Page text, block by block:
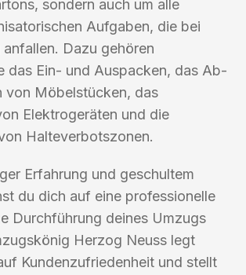
sondern auch um alle
Aufgaben, die bei
Dazu gehören
das Ein- und Auspacken, das Ab-
von Möbelstücken, das
Elektrogeräten und die
Halteverbotszonen.
Erfahrung und geschultem
du dich auf eine professionelle
Durchführung deines Umzugs
Herzog Neuss legt
Kundenzufriedenheit und stellt